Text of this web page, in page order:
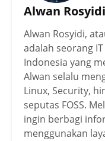
Alwan Rosyidi
Alwan Rosyidi,
adalah seorang
Indonesia yang
Alwan selalu
Linux, Security,
seputas FOSS.
ingin berbagi
menggunakan